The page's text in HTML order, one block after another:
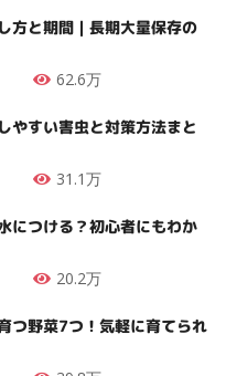
方と期間｜長期大量保存の
62.6万
やすい害虫と対策方法まと
31.1万
につける？初心者にもわか
20.2万
つ野菜7つ！気軽に育てられ